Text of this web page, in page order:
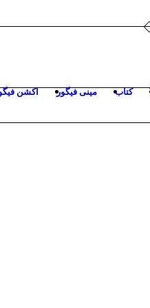
اکشن مینی فیگور کتاب